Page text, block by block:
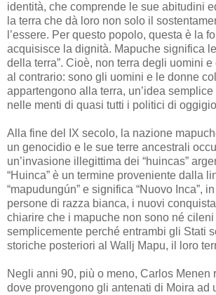
identità, che comprende le sue abitudini
la terra che dà loro non solo il
l’essere. Per questo popolo, questa è la
acquisisce la dignità. Mapuche significa
della terra”. Cioè, non terra degli uomini
al contrario: sono gli uomini e le donne
appartengono alla terra, un’idea
nelle menti di quasi tutti i politici di
Alla fine del IX secolo, la nazione
un genocidio e le sue terre ancestrali
un’invasione illegittima dei “huincas”
“Huinca” è un termine proveniente dalla
“mapudungún” e significa “Nuovo Inca”,
persone di razza bianca, i nuovi
chiarire che i mapuche non sono né
semplicemente perché entrambi gli Stati
storiche posteriori al Wallj Mapu, il loro
Negli anni 90, più o meno, Carlos Menen
dove provengono gli antenati di Moira ad